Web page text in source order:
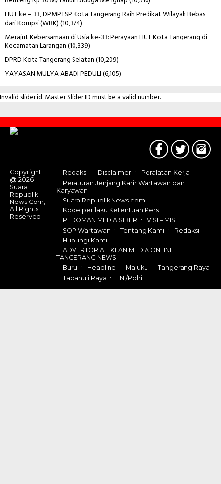
HUT ke – 33, DPMPTSP Kota Tangerang Raih Predikat Wilayah Bebas
dari Korupsi (WBK)(10,374)
Merajut Kebersamaan di Usia ke-33: Perayaan HUT Kota Tangerang di
Kecamatan Larangan(10,339)
DPRD Kota Tangerang Selatan(10,209)
YAYASAN MULYA ABADI PEDULI(6,105)
Invalid slider id. Master Slider ID must be a valid number.
Contact
Us
Copyright
@ 2026
Suara
Republik
News.Com,
All Rights
Reserved
Redaksi Disclaimer
Peralatan Kerja
Peraturan Jenjang Karir Wartawan dan
Karyawan
Suara Republik News.com
Kode perilaku Ketentuan Pers
PEDOMAN MEDIA SIBER
VISI – MISI
SOP Wartawan
Tentang Kami
Redaksi
Hubungi Kami
ADVERTORIAL IKLAN MEDIA ONLINE
TANGERANG NEWS
Buru
Headline Maluku
Tangerang Raya
Tapanuli Raya
TNI/Polri